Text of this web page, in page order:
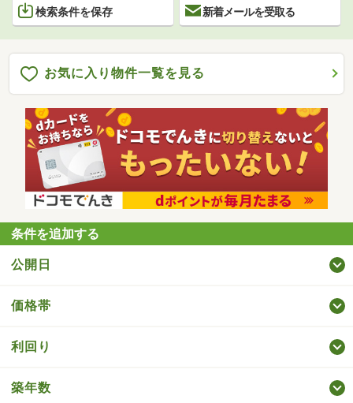
検索条件を保存 新着メールを受取る
お気に入り物件一覧を見る
条件を追加する
公開日
価格帯
利回り
築年数